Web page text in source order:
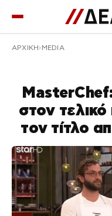
ΑΡΧΙΚΉ MEDIA
στον τελικό
τον τίτλο